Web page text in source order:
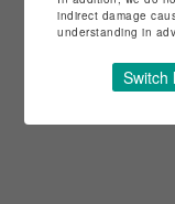
indirect damage
understanding in
Switch